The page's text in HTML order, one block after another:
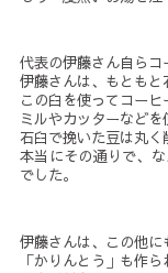
代表の伊藤さん自らコ
伊藤さんは、もともと
この臼を使ってコーヒ
ミルやカッターなどを
石臼で挽いた豆は丸く
本当にその通りで、
でした。
伊藤さんは、この他
「かりんとう」も作